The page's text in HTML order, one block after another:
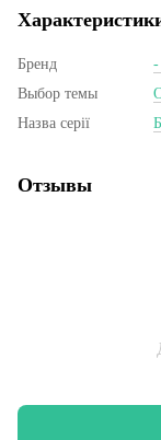
Бренд
-
Выбор темы
Назва серії
Отзывы